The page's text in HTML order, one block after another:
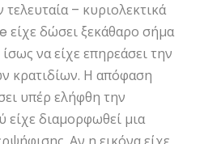
τελευταία – κυριολεκτικά
είχε δώσει ξεκάθαρο σήμα
να είχε επηρεάσει την
κρατιδίων. Η απόφαση
υπέρ ελήφθη την
είχε διαμορφωθεί μια